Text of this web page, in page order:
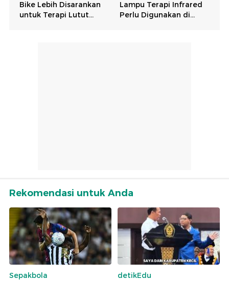
Rekomendasi untuk Anda
Sepakbola
detikEdu